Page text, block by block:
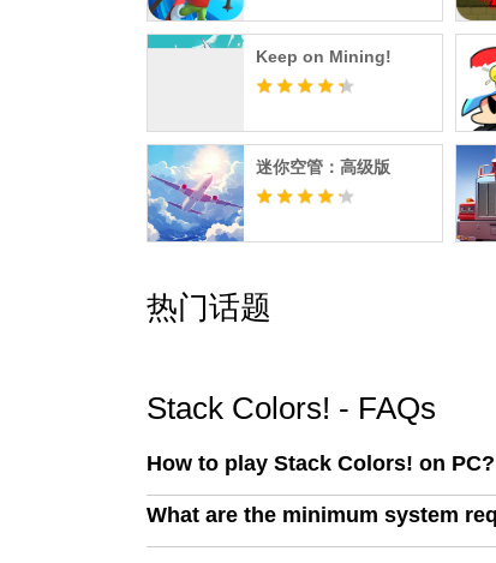
Keep on Mining!
迷你空管：高级版
热门话题
Stack Colors! - FAQs
How to play Stack Colors! on PC?
What are the minimum system